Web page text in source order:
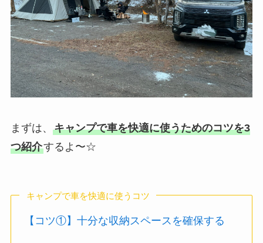
まずは、 キャンプで車を快適に使うためのコツを3
つ紹介するよ〜☆
キャンプで車を快適に使うコツ
【コツ①】十分な収納スペースを確保する